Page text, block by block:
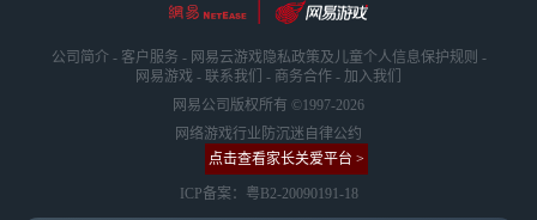
公司简介 - 客户服务 - 网易云游戏隐私政策及儿童个人信息保护规则 -
网易游戏 - 联系我们 - 商务合作 - 加入我们
网易公司版权所有 ©1997-2026
网络游戏行业防沉迷自律公约
点击查看家长关爱平台 >
ICP备案：粤B2-20090191-18